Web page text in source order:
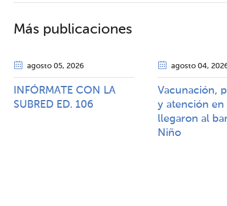
Más publicaciones
agosto 05, 2026
INFÓRMATE CON LA
SUBRED ED. 106
agosto 04,
Vacunación,
y atención en
llegaron al
Niño